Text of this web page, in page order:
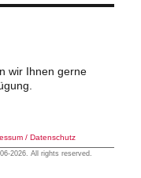
wir Ihnen gerne
/ Datenschutz
2026. All rights reserved.